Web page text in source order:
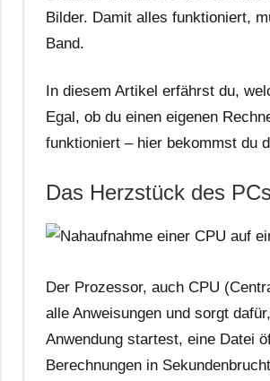
Bilder. Damit alles funktioniert,
Band.
In diesem Artikel erfährst du,
Egal, ob du einen eigenen
funktioniert – hier bekommst du
Das Herzstück des
Der Prozessor, auch CPU
alle Anweisungen und sorgt
Anwendung startest, eine Datei
Berechnungen in